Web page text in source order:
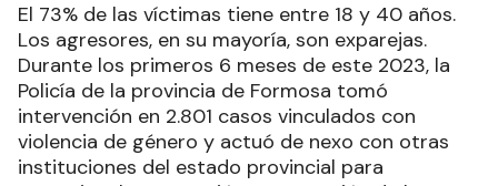
El 73% de las víctimas tiene entre 18 y 40 años.
Los agresores, en su mayoría, son exparejas.
Durante los primeros 6 meses de este 2023, la
Policía de la provincia de Formosa tomó
intervención en 2.801 casos vinculados con
violencia de género y actuó de nexo con otras
instituciones del estado provincial para